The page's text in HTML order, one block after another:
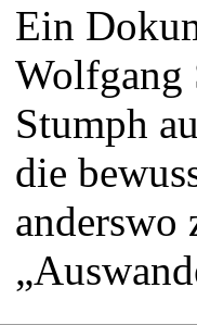
Ein
Wolfgang
Stumph
die